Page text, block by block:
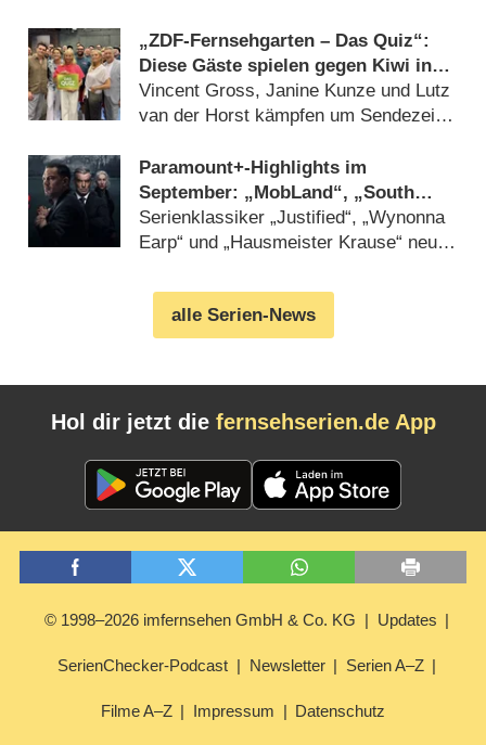
„ZDF-Fernsehgarten – Das Quiz“:
Diese Gäste spielen gegen Kiwi in
der Sonderfolge am 9. August 2026
Vincent Gross, Janine Kunze und Lutz
van der Horst kämpfen um Sendezeit
Paramount+-Highlights im
September: „MobLand“, „South
Park“, „FBI“, „DOC“ und
„Farscape“
Serienklassiker „Justified“, „Wynonna
Earp“ und „Hausmeister Krause“ neu
alle Serien-News
Hol dir jetzt die fernsehserien.de App
© 1998–2026 imfernsehen GmbH & Co. KG Updates
SerienChecker-Podcast Newsletter Serien A–Z
Filme A–Z Impressum Datenschutz